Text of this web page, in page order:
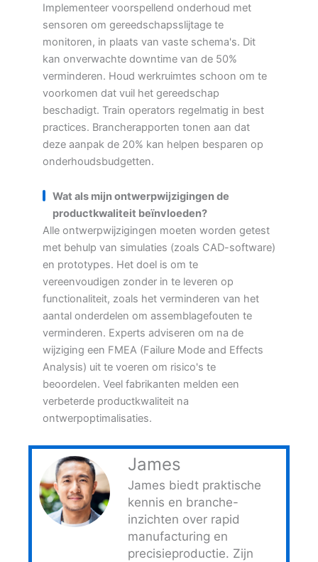
Implementeer voorspellend onderhoud met
sensoren om gereedschapsslijtage te
monitoren, in plaats van vaste schema's. Dit
kan onverwachte downtime van de 50%
verminderen. Houd werkruimtes schoon om te
voorkomen dat vuil het gereedschap
beschadigt. Train operators regelmatig in best
practices. Brancherapporten tonen aan dat
deze aanpak de 20% kan helpen besparen op
onderhoudsbudgetten.
Wat als mijn ontwerpwijzigingen de
productkwaliteit beïnvloeden?
Alle ontwerpwijzigingen moeten worden getest
met behulp van simulaties (zoals CAD-software)
en prototypes. Het doel is om te
vereenvoudigen zonder in te leveren op
functionaliteit, zoals het verminderen van het
aantal onderdelen om assemblagefouten te
verminderen. Experts adviseren om na de
wijziging een FMEA (Failure Mode and Effects
Analysis) uit te voeren om risico's te
beoordelen. Veel fabrikanten melden een
verbeterde productkwaliteit na
ontwerpoptimalisaties.
James
James biedt praktische
kennis en branche-
inzichten over rapid
manufacturing en
precisieproductie. Zijn